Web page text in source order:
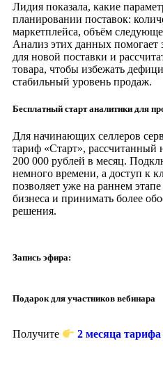
Лидия показала, какие
планировании поставок:
маркетплейса, объём
Анализ этих данных помогает
для новой поставки и
товара, чтобы избежать
стабильный уровень продаж.
Бесплатный старт аналитики для
Для начинающих селлеров
тариф «Старт», рассчитанный
200 000 рублей в месяц.
немного времени, а доступ к
позволяет уже на раннем
бизнеса и принимать более
решения.
Запись эфира:
Подарок для участников вебинара
Получите 2 месяца тарифа